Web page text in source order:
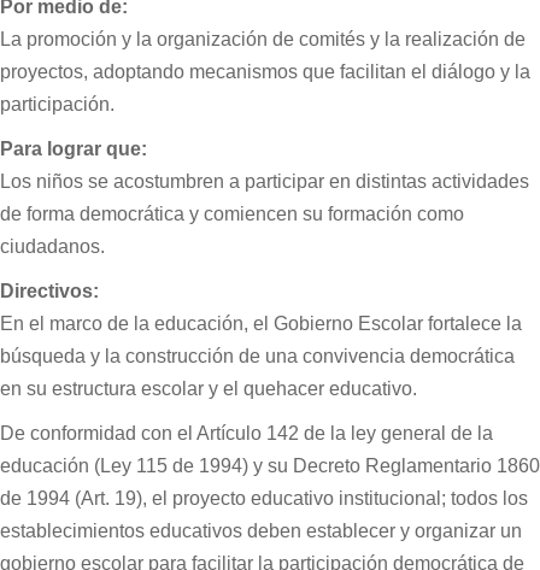
Por medio de:
La promoción y la organización de comités y la realización de
proyectos, adoptando mecanismos que facilitan el diálogo y la
participación.
Para lograr que:
Los niños se acostumbren a participar en distintas actividades
de forma democrática y comiencen su formación como
ciudadanos.
Directivos:
En el marco de la educación, el Gobierno Escolar fortalece la
búsqueda y la construcción de una convivencia democrática
en su estructura escolar y el quehacer educativo.
De conformidad con el Artículo 142 de la ley general de la
educación (Ley 115 de 1994) y su Decreto Reglamentario 1860
de 1994 (Art. 19), el proyecto educativo institucional; todos los
establecimientos educativos deben establecer y organizar un
gobierno escolar para facilitar la participación democrática de